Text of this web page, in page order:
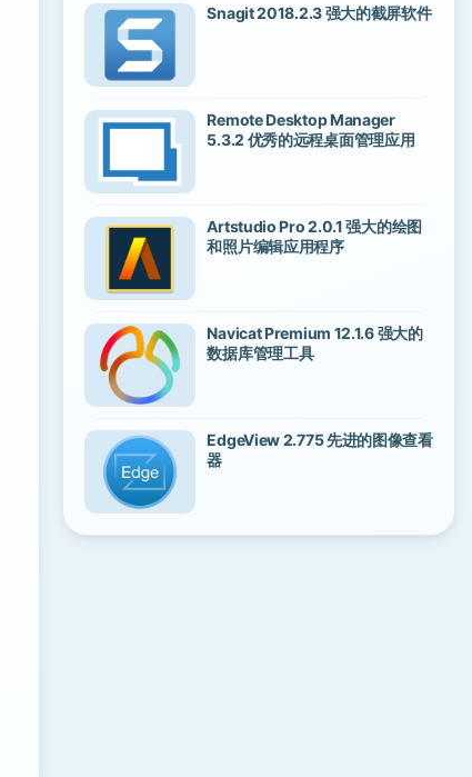
Snagit 2018.2.3 强大的截屏软件
Remote Desktop Manager
5.3.2 优秀的远程桌面管理应用
Artstudio Pro 2.0.1 强大的绘图
和照片编辑应用程序
Navicat Premium 12.1.6 强大的
数据库管理工具
EdgeView 2.775 先进的图像查看
器